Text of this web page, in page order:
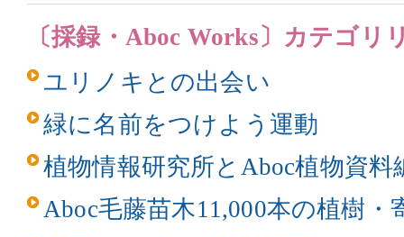
〔採録・Aboc Works〕カテゴリ
ユリノキとの出会い
緑に名前をつけよう運動
植物情報研究所とAboc植物資料
Aboc毛藤苗木11,000本の植樹・